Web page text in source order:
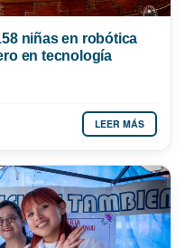
niñas en robótica
en tecnología
LEER MÁS